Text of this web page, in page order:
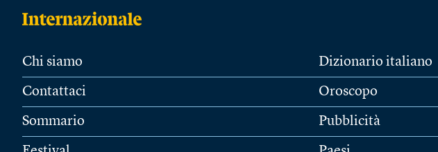
Chi siamo
Contattaci
Sommario
Dizionario italiano
Oroscopo
Pubblicità